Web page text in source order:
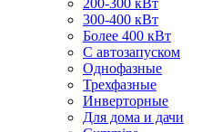
200-300 кВт
300-400 кВт
Более 400 кВт
С автозапуском
Однофазные
Трехфазные
Инверторные
Для дома и дачи